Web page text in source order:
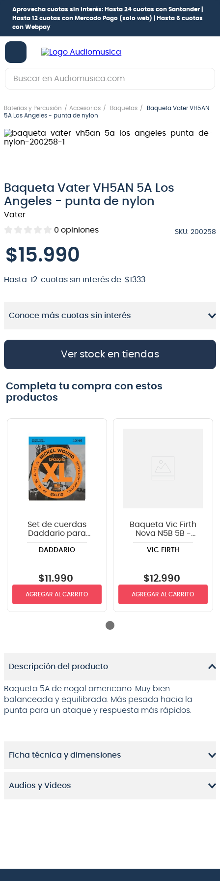
Aprovecha cuotas sin interés: Hasta 24 cuotas con Santander |
Hasta 12 cuotas con Mercado Pago (solo web) |
Hasta 6 cuotas
con Webpay
Buscar en Audiomusica.com
Baterías y Percusión Accesorios Baquetas
Baqueta Vater VH5AN
5A Los Angeles - punta de nylon
Baqueta Vater VH5AN 5A Los
Angeles - punta de nylon
Vater
0 opiniones SKU: 200258
$15.990
Hasta 12 cuotas sin interés de $1333
Conoce más cuotas sin interés
Ver stock en tiendas
Completa tu compra con estos
productos
Set de cuerdas
Daddario para
EXL110 .010-.046
DADDARIO
$11 .990
AGREGAR AL CARRITO
Baqueta Vic Firth
Nova N5B 5B -
VIC FIRTH
$12.990
AGREGAR AL CARRITO
Descripción del producto
Baqueta 5A de nogal americano. Muy bien
balanceada y equilibrada. Más pesada hacia la
punta para un ataque y respuesta más rápidos.
Ficha técnica y dimensiones
Audios y Videos
1.
guitarra electrica
2.
bajo
5.
amplificador
6.
guitarra
7.
micrófono
9 .
bateria